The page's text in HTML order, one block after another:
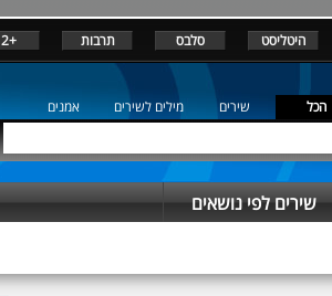
היטליסט סלבס תרבות +12
הכל שירים מילים לשירים אמנים
שירים לפי נושאים